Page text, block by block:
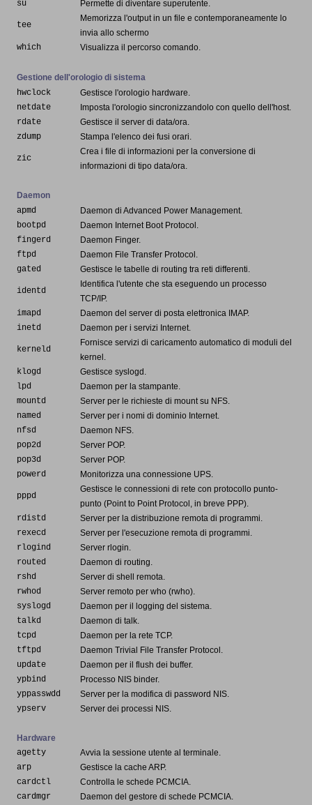
su
Permette di diventare superutente.
tee
Memorizza l'output in un file e contemporaneamente lo
invia allo schermo
which
Visualizza il percorso comando.
Gestione dell'orologio di sistema
hwclock
Gestisce l'orologio hardware.
netdate
Imposta l'orologio sincronizzandolo con quello dell'host.
rdate
Gestisce il server di data/ora.
zdump
Stampa l'elenco dei fusi orari.
zic
Crea i file di informazioni per la conversione di
informazioni di tipo data/ora.
Daemon
apmd
Daemon di Advanced Power Management.
bootpd
Daemon Internet Boot Protocol.
fingerd
Daemon Finger.
ftpd
Daemon File Transfer Protocol.
gated
Gestisce le tabelle di routing tra reti differenti.
identd
Identifica l'utente che sta eseguendo un processo
TCP/IP.
imapd
Daemon del server di posta elettronica IMAP.
inetd
Daemon per i servizi Internet.
kerneld
Fornisce servizi di caricamento automatico di moduli del
kernel.
klogd
Gestisce syslogd.
lpd
Daemon per la stampante.
mountd
Server per le richieste di mount su NFS.
named
Server per i nomi di dominio Internet.
nfsd
Daemon NFS.
pop2d
Server POP.
pop3d
Server POP.
powerd
Monitorizza una connessione UPS.
pppd
Gestisce le connessioni di rete con protocollo punto-
punto (Point to Point Protocol, in breve PPP).
rdistd
Server per la distribuzione remota di programmi.
rexecd
Server per l'esecuzione remota di programmi.
rlogind
Server rlogin.
routed
Daemon di routing.
rshd
Server di shell remota.
rwhod
Server remoto per who (rwho).
syslogd
Daemon per il logging del sistema.
talkd
Daemon di talk.
tcpd
Daemon per la rete TCP.
tftpd
Daemon Trivial File Transfer Protocol.
update
Daemon per il flush dei buffer.
ypbind
Processo NIS binder.
yppasswdd
Server per la modifica di password NIS.
ypserv
Server dei processi NIS.
Hardware
agetty
Avvia la sessione utente al terminale.
arp
Gestisce la cache ARP.
cardctl
Controlla le schede PCMCIA.
cardmgr
Daemon del gestore di schede PCMCIA.